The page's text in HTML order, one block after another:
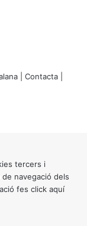
| Contacta
tercers i
navegació dels
fes click aquí